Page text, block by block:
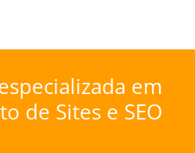
em
de Sites e SEO